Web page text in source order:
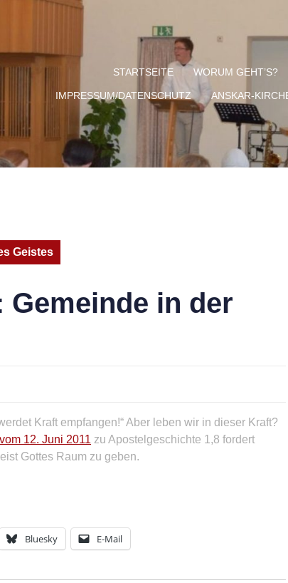
STARTSEITE WORUM GEHT’S?
IMPRESSUM/DATENSCHUTZ ANSKAR-
Geistes
in der
Kraft empfangen!“ Aber leben wir in dieser Kraft?
12. Juni 2011 zu Apostelgeschichte 1,8 fordert
Gottes Raum zu geben.
Bluesky E-Mail